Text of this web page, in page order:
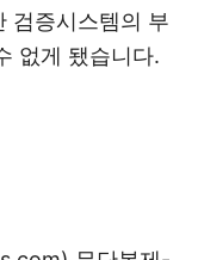
검증시스템의 부
없게 됐습니다.